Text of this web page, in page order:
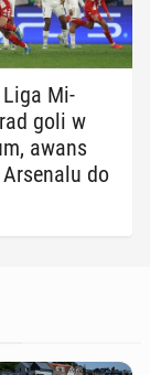
Liga Mi­
goli w
awans
do